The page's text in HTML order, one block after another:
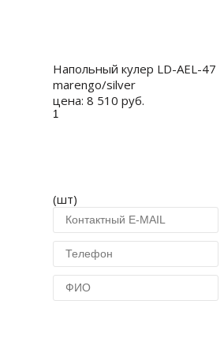
Напольный кулер LD-AEL-47
marengo/silver
цена:8 510 руб.
(шт)